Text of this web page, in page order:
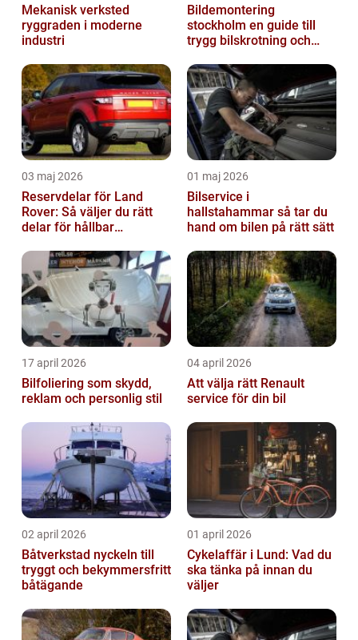
Mekanisk verksted
ryggraden i moderne
industri
Bildemontering
stockholm en guide till
trygg bilskrotning och
03 maj 2026
Reservdelar för Land
Rover: Så väljer du rätt
delar för hållbar
01 maj 2026
Bilservice i
hallstahammar så tar du
hand om bilen på rätt sätt
17 april 2026
Bilfoliering som skydd,
reklam och personlig stil
04 april 2026
Att välja rätt Renault
service för din bil
02 april 2026
Båtverkstad nyckeln till
tryggt och bekymmersfritt
båtägande
01 april 2026
Cykelaffär i Lund: Vad du
ska tänka på innan du
väljer